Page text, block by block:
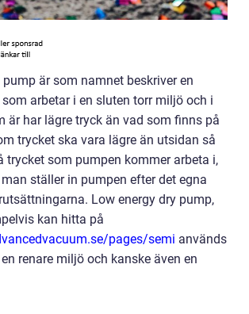
är som namnet beskriver en
arbetar i en sluten torr miljö och i
är har lägre tryck än vad som finns på
trycket ska vara lägre än utsidan så
trycket som pumpen kommer arbeta i,
ställer in pumpen efter det egna
Low energy dry pump,
kan hitta på
pages/semi används
renare miljö och kanske även en